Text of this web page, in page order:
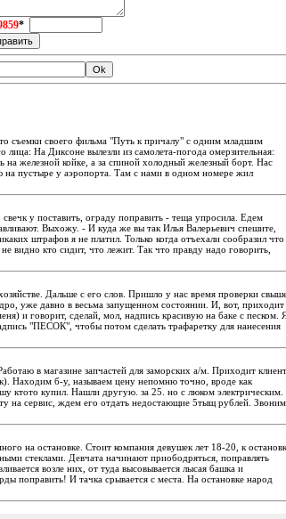
*
съемки своего фильма "Путь к причалу" с одним младшим
На Диксоне вылезли из самолета-погода омерзительная:
железной койке, а за спиной холодный железный борт. Нас
пустыре у аэропорта. Там с нами в одном номере жил
у поставить, ограду поправить - теща упросила. Едем
Выхожу. - И куда же вы так Илья Валерьевич спешите,
штрафов я не платил. Только когда отъехали сообразил что
видно кто сидит, что лежит. Так что правду надо говорить,
Дальше с его слов. Пришло у нас время проверки
уже давно в весьма запущенном состоянии. И, вот, приходит
и говорит, сделай, мол, надпись красивую на баке с песком.
"ПЕСОК", чтобы потом сделать трафаретку для нанесения
в магазине запчастей для заморских а/м. Приходит клиент,
Находим б-у, называем цену непомню точно, вроде как
ктото купил. Нашли другую. за 25. но с люком электрическим.
на сервис, ждем его отдать недостающие 5тыщ рублей. Звоним
на остановке. Стоит компания девушек лет 18-20, к
стеклами. Девчата начинают приободряться, поправлять
возле них, от туда высовывается лысая башка и
поправить! И тачка срывается с места. На остановке народ